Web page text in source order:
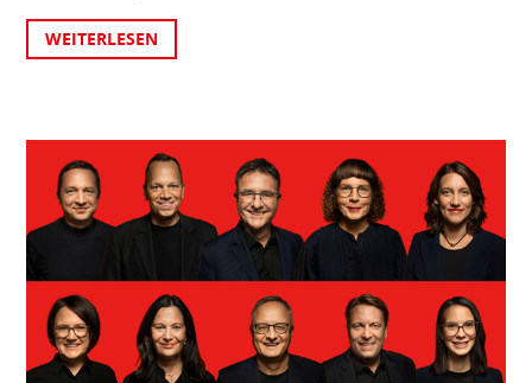
WEITERLESEN